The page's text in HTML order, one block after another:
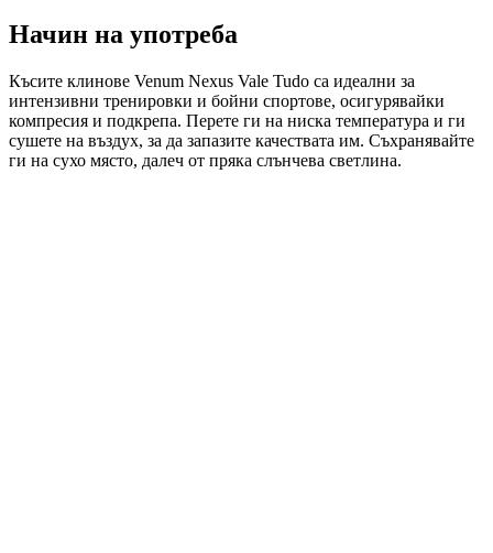
Начин на употреба
Късите клинове Venum Nexus Vale Tudo са идеални за
интензивни тренировки и бойни спортове, осигурявайки
компресия и подкрепа. Перете ги на ниска температура и ги
сушете на въздух, за да запазите качествата им. Съхранявайте
ги на сухо място, далеч от пряка слънчева светлина.